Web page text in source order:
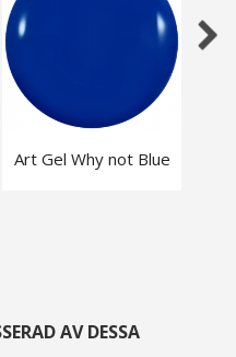
Art Gel Why not Blue
AV DESSA